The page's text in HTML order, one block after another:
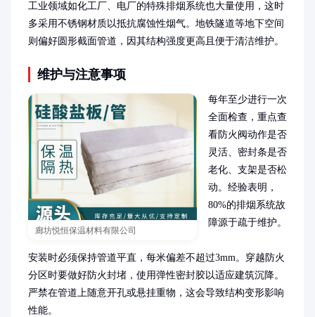
工业领域如化工厂、电厂的特殊排烟系统也大量使用，这时
多采用不锈钢材质以抵抗腐蚀性烟气。地铁隧道等地下空间
则偏好圆形截面管道，因其结构强度更高且便于清洁维护。
维护与注意事项
廊坊悦恒保温材料有限公司
每年至少进行一次
全面检查，重点查
看防火阀动作是否
灵活、密封条是否
老化、支架是否松
动。经验表明，
80%的排烟系统故
障源于疏于维护。
安装时必须保持管道平直，每米偏差不超过3mm。穿越防火
分区时要做好防火封堵，使用弹性密封胶以适应建筑沉降。
严禁在管道上随意开孔或悬挂重物，这会导致结构变形影响
性能。